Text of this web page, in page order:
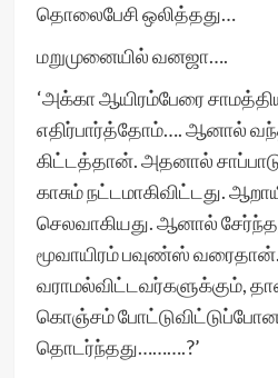
தொலைபேசி ஒலித்தது…
மறுமுனையில் வனஜா….
‘அக்கா ஆயிரம்பேரை
எதிர்பார்த்தோம்…. ஆனால்
கிட்டத்தான். அதனால்
காசும் நட்டமாகிவிட்டது.
செலவாகியது. ஆனால்
மூவாயிரம் பவுண்ஸ்
வராமல்விட்டவர்களுக்கும்,
கொஞ்சம்
தொடர்ந்தது……….?’